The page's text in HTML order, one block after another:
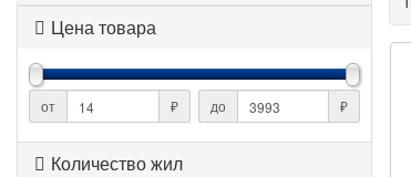
Цена товара
от ₽ до ₽
Количество жил